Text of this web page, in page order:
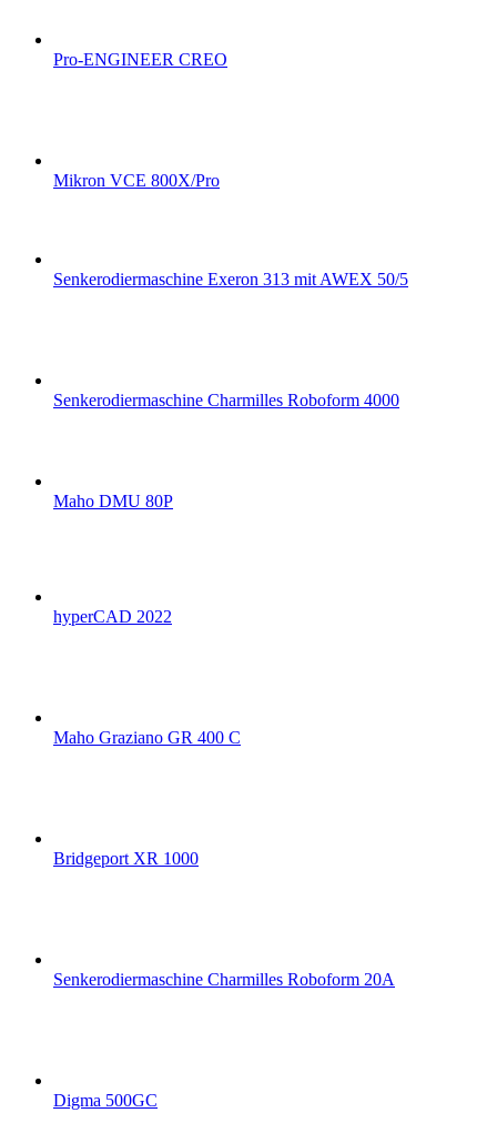
Pro-ENGINEER CREO
Mikron VCE 800X/Pro
Senkerodiermaschine Exeron 313 mit AWEX 50/5
Senkerodiermaschine Charmilles Roboform 4000
Maho DMU 80P
hyperCAD 2022
Maho Graziano GR 400 C
Bridgeport XR 1000
Senkerodiermaschine Charmilles Roboform 20A
Digma 500GC